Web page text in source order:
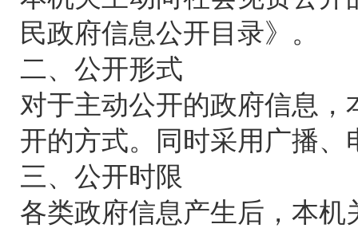
民政府信息公开目录》。
二、公开形式
对于主动公开的政府信息
开的方式。同时采用广播
三、公开时限
各类政府信息产生后，本